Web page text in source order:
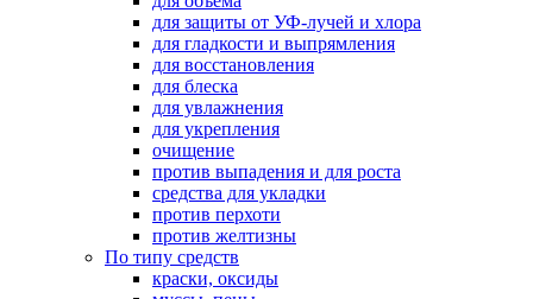
для защиты от УФ-лучей и хлора
для гладкости и выпрямления
для восстановления
для блеска
для увлажнения
для укрепления
очищение
против выпадения и для роста
средства для укладки
против перхоти
против желтизны
По типу средств
краски, оксиды